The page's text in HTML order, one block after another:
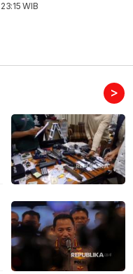
23:15 WIB
>